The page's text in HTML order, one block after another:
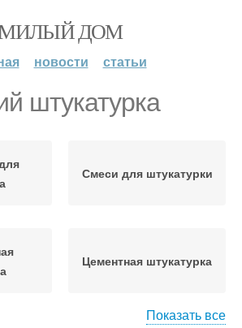
ДОМ
новости статьи
штукатурка
Смеси для штукатурки
Цементная штукатурка
Показать все